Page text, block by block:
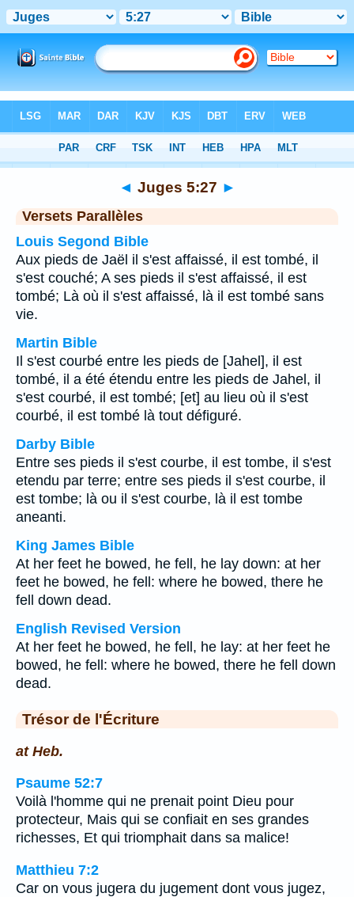
Chapitre 5> Verset 27
◄ Juges 5:27 ►
Versets Parallèles
Louis Segond Bible
Aux pieds de Jaël il s'est affaissé, il est tombé, il
s'est couché; A ses pieds il s'est affaissé, il est
tombé; Là où il s'est affaissé, là il est tombé sans
vie.
Martin Bible
Il s'est courbé entre les pieds de [Jahel], il est
tombé, il a été étendu entre les pieds de Jahel, il
s'est courbé, il est tombé; [et] au lieu où il s'est
courbé, il est tombé là tout défiguré.
Darby Bible
Entre ses pieds il s'est courbe, il est tombe, il s'est
etendu par terre; entre ses pieds il s'est courbe, il
est tombe; là ou il s'est courbe, là il est tombe
aneanti.
King James Bible
At her feet he bowed, he fell, he lay down: at her
feet he bowed, he fell: where he bowed, there he
fell down dead.
English Revised Version
At her feet he bowed, he fell, he lay: at her feet he
bowed, he fell: where he bowed, there he fell down
dead.
Trésor de l'Écriture
at Heb.
Psaume 52:7
Voilà l'homme qui ne prenait point Dieu pour
protecteur, Mais qui se confiait en ses grandes
richesses, Et qui triomphait dans sa malice!
Matthieu 7:2
Car on vous jugera du jugement dont vous jugez,